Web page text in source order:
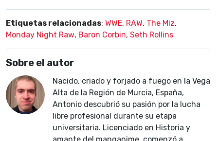
Etiquetas relacionadas: WWE, RAW, The Miz,
Monday Night Raw, Baron Corbin, Seth Rollins
Sobre el autor
Nacido, criado y forjado a fuego en la Vega
Alta de la Región de Murcia, España,
Antonio descubrió su pasión por la lucha
libre profesional durante su etapa
universitaria. Licenciado en Historia y
amante del manganime, comenzó a